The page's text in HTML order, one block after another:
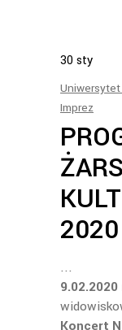
30sty
Imprez
2020
Koncert